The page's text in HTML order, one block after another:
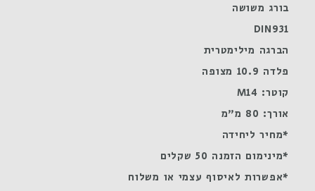
בורג משושה
DIN931
הברגה מילימטרית
פלדה 10.9 מצופה
קוטר: M14
אורך: 80 מ"מ
*מחיר ליחידה
*מינימום הזמנה 50 שקלים
*אפשרות לאיסוף עצמי או משלוח